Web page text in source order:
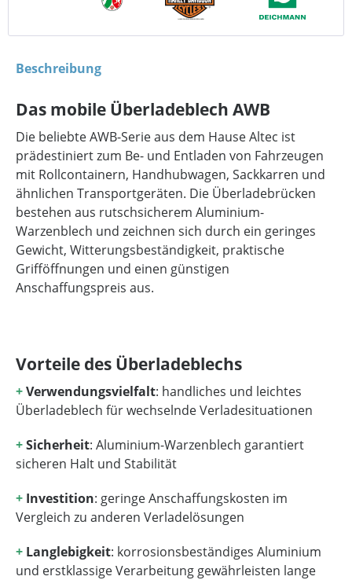
Beschreibung
Das mobile Überladeblech AWB
Die beliebte AWB-Serie aus dem Hause Altec ist
prädestiniert zum Be- und Entladen von Fahrzeugen
mit Rollcontainern, Handhubwagen, Sackkarren und
ähnlichen Transportgeräten. Die Überladebrücken
bestehen aus rutschsicherem Aluminium-
Warzenblech und zeichnen sich durch ein geringes
Gewicht, Witterungsbeständigkeit, praktische
Grifföffnungen und einen günstigen
Anschaffungspreis aus.
Vorteile des Überladeblechs
+Verwendungsvielfalt: handliches und leichtes
Überladeblech für wechselnde Verladesituationen
+Sicherheit: Aluminium-Warzenblech garantiert
sicheren Halt und Stabilität
+ Investition: geringe Anschaffungskosten im
Vergleich zu anderen Verladelösungen
+ Langlebigkeit: korrosionsbeständiges Aluminium
und erstklassige Verarbeitung gewährleisten lange